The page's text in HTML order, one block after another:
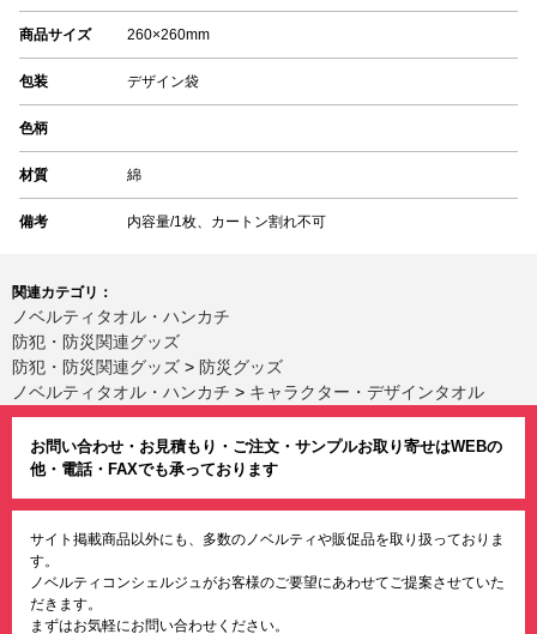
商品サイズ 260×260mm
包装 デザイン袋
色柄
材質 綿
備考 内容量/1枚、カートン割れ不可
関連カテゴリ：
ノベルティタオル・ハンカチ
防犯・防災関連グッズ
防犯・防災関連グッズ > 防災グッズ
ノベルティタオル・ハンカチ > キャラクター・デザインタオル
お問い合わせ・お見積もり・ご注文・サンプルお取り寄せはWEBの
他・電話・FAXでも承っております
サイト掲載商品以外にも、多数のノベルティや販促品を取り扱っておりま
す。
ノベルティコンシェルジュがお客様のご要望にあわせてご提案させていた
だきます。
まずはお気軽にお問い合わせください。